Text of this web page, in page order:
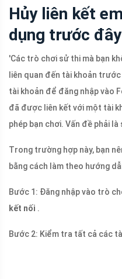
Hủy liên kết
dụng trước đây
'Các trò chơi sử thi mà bạn
liên quan đến tài khoản
tài khoản để đăng nhập vào
đã được liên kết với một tài
phép bạn chơi. Vấn đề phải
Trong trường hợp này, bạn
bằng cách làm theo hướng
Bước 1: Đăng nhập vào trò
kết nối .
Bước 2: Kiểm tra tất cả các